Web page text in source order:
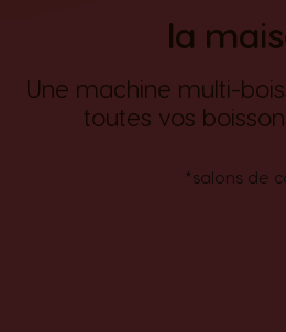
la
Une machine multi-
toutes vos
*salons de